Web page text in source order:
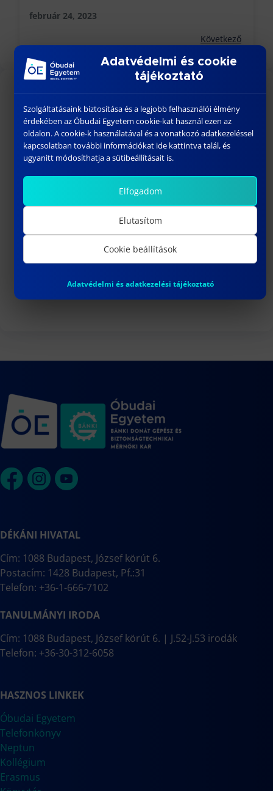
február 24, 2023
Következő
KÖZELGŐ ESEMÉNYEK
AUG
26
18:00-23:30
BÁNKI GÓLYATALI 2026
1
szeptember 01
Welcome Fesztivál
Bánki Gólyatábor – 2026
SZEPT 10:15-13:00
DR. VARGA PÉTER JÁNOS egyetemi
docens habilitációs eljárása
Naptár megtekintése
DÉKÁNI HIVATAL
Cím: 1088 Budapest, József körút 6.
Postacím: 1428 Budapest, Pf.:31
Telefon: +36-1-666-7102
TANULMÁNYI IRODA
Cím: 1088 Budapest, József körút 6. | J.52-J.53 irodák
Telefon: +36-30-312-6058
HASZNOS LINKEK
Óbudai Egyetem
Telefonkönyv
Neptun
Kollégium
Erasmus
Adatvédelmi és cookie
tájékoztató
Szolgáltatásaink biztosítása és a legjobb felhasználói élmény
érdekében az Óbudai Egyetem cookie-kat használ ezen az
oldalon. A cookie-k használatával és a vonatkozó adatkezeléssel
kapcsolatban további információkat ide kattintva talál, és
ugyanitt módosíthatja a sütibeállításait is.
Elfogadom
Elutasítom
Cookie beállítások
Adatvédelmi és adatkezelési tájékoztató